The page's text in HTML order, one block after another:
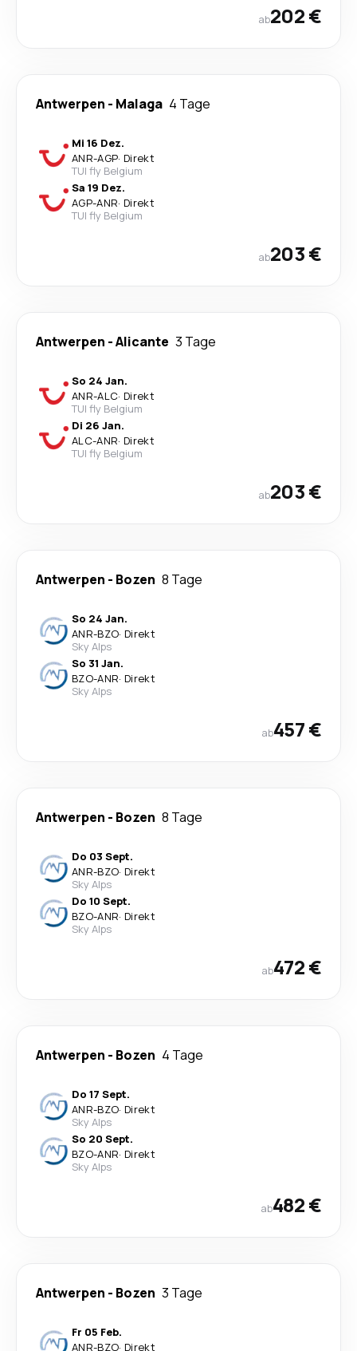
ab202 €
Antwerpen - Malaga 4 Tage
Mi 16 Dez.
ANR-AGP· Direkt
TUI fly Belgium
Sa 19 Dez.
AGP-ANR· Direkt
TUI fly Belgium
ab203 €
Antwerpen -Alicante 3 Tage
So 24 Jan.
ANR-ALC· Direkt
TUI fly Belgium
Di 26 Jan.
ALC-ANR· Direkt
TUI fly Belgium
ab203 €
Antwerpen - Bozen 8 Tage
So 24 Jan.
ANR-BZO· Direkt
Sky Alps
So 31 Jan.
BZO-ANR· Direkt
Sky Alps
ab457 €
Antwerpen - Bozen 8 Tage
Do 03 Sept.
ANR-BZO· Direkt
Sky Alps
Do 10 Sept.
BZO-ANR· Direkt
Sky Alps
ab472 €
Antwerpen - Bozen 4 Tage
Do 17 Sept.
ANR-BZO· Direkt
Sky Alps
So 20 Sept.
BZO-ANR· Direkt
Sky Alps
ab482 €
Antwerpen - Bozen 3 Tage
Fr 05 Feb.
ANR-BZO· Direkt